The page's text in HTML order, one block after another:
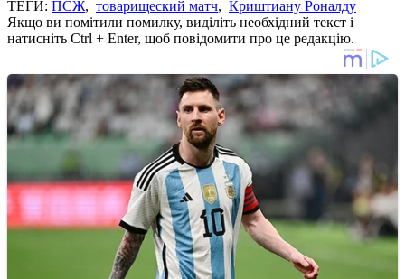
ТЕГИ: ПСЖ, товарищеский матч, Криштиану Роналду
Якщо ви помітили помилку, виділіть необхідний текст і
натисніть Ctrl + Enter, щоб повідомити про це редакцію.